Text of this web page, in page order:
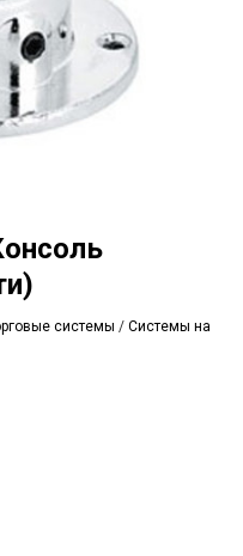
системы / Системы на